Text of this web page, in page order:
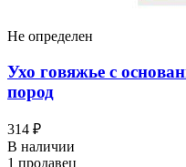
Не определен
Ухо говяжье с
пород
314 ₽
В наличии
1 продавец